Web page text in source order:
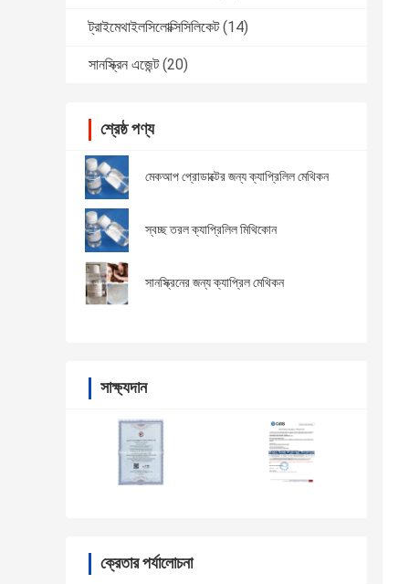
ট্রাইমেথাইলসিলোক্সিসিলিকেট (14)
সানস্ক্রিন এজেন্ট (20)
শ্রেষ্ঠ পণ্য
মেকআপ প্রোডাক্টের জন্য ক্যাপ্রিলিল মেথিকন
স্বচ্ছ তরল ক্যাপ্রিলিল মিথিকোন
সানস্ক্রিনের জন্য ক্যাপ্রিল মেথিকন
সাক্ষ্যদান
ক্রেতার পর্যালোচনা